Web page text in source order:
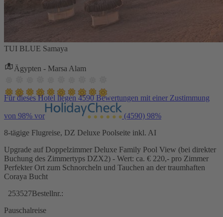
TUI BLUE Samaya
Ägypten - Marsa Alam
Für dieses Hotel liegen 4590 Bewertungen mit einer Zustimmung
von 98% vor (4590) 98%
8-tägige Flugreise, DZ Deluxe Poolseite inkl. AI
Upgrade auf Doppelzimmer Deluxe Family Pool View (bei direkter
Buchung des Zimmertyps DZX2) - Wert: ca. € 220,- pro Zimmer
Perfekter Ort zum Schnorcheln und Tauchen an der traumhaften
Coraya Bucht
253527Bestellnr.:
Pauschalreise